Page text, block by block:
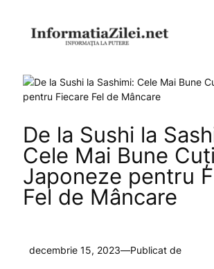
conținut
De la Sushi la
Cele Mai Bune
Japoneze pentru
Fel de Mâncare
decembrie 15, 2023—Publicat de